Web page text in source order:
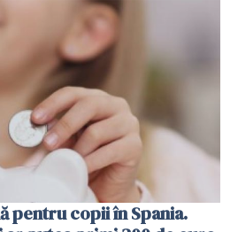
pentru copii în Spania.